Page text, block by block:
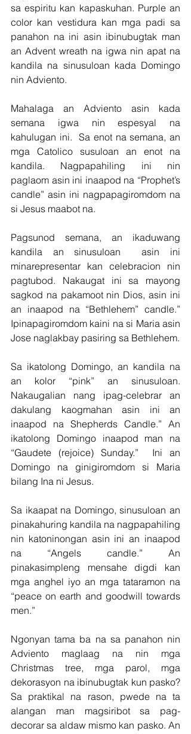
sa espiritu kan kapaskuhan. Purple an
color kan vestidura kan mga padi sa
panahon na ini asin ibinubugtak man
an Advent wreath na igwa nin apat na
kandila na sinusuloan kada Domingo
nin Adviento.
Mahalaga an Adviento asin kada
semana igwa nin espesyal na
kahulugan ini.  Sa enot na semana, an
mga Catolico susuloan an enot na
kandila. Nagpapahiling ini nin
paglaom asin ini inaapod na “Prophet’s
candle” asin ini nagpapagiromdom na
si Jesus maabot na.
Pagsunod semana, an ikaduwang
kandila an sinusuloan  asin ini
minarepresentar kan celebracion nin
pagtubod. Nakaugat ini sa mayong
sagkod na pakamoot nin Dios, asin ini
an inaapod na “Bethlehem” candle.”
Ipinapagiromdom kaini na si Maria asin
Jose naglakbay pasiring sa Bethlehem.
Sa ikatolong Domingo, an kandila na
an kolor “pink” an sinusuloan.
Nakaugalian nang ipag-celebrar an
dakulang kaogmahan asin ini an
inaapod na Shepherds Candle.” An
ikatolong Domingo inaapod man na
“Gaudete (rejoice) Sunday.”  Ini an
Domingo na ginigiromdom si Maria
bilang Ina ni Jesus.
Sa ikaapat na Domingo, sinusuloan an
pinakahuring kandila na nagpapahiling
nin katoninongan asin ini an inaapod
na “Angels candle.” An
pinakasimpleng mensahe digdi kan
mga anghel iyo an mga tataramon na
“peace on earth and goodwill towards
men.”
Ngonyan tama ba na sa panahon nin
Adviento maglaag na nin mga
Christmas tree, mga parol, mga
dekorasyon na ibinubugtak kun pasko?
Sa praktikal na rason, pwede na ta
alangan man magsiribot sa pag-
decorar sa aldaw mismo kan pasko. An